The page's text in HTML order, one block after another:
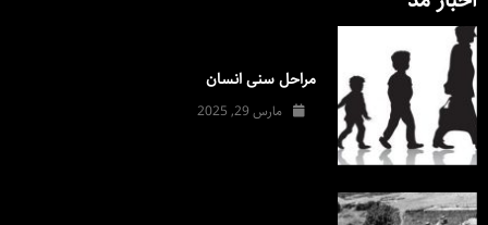
مراحل سنی انسان
مارس 29, 2025